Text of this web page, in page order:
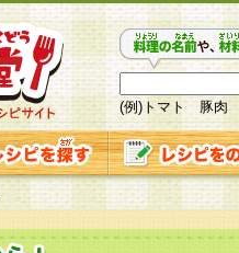
(例)トマト 豚肉